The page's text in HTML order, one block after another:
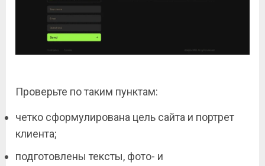
Проверьте по таким пунктам:
четко сформулирована цель сайта и портрет
клиента;
подготовлены тексты, фото- и